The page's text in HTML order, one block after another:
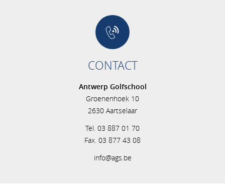
CONTACT
Antwerp Golfschool
Groenenhoek 10
2630 Aartselaar
Tel. 03 887 01 70
Fax. 03 877 43 08
info@ags.be